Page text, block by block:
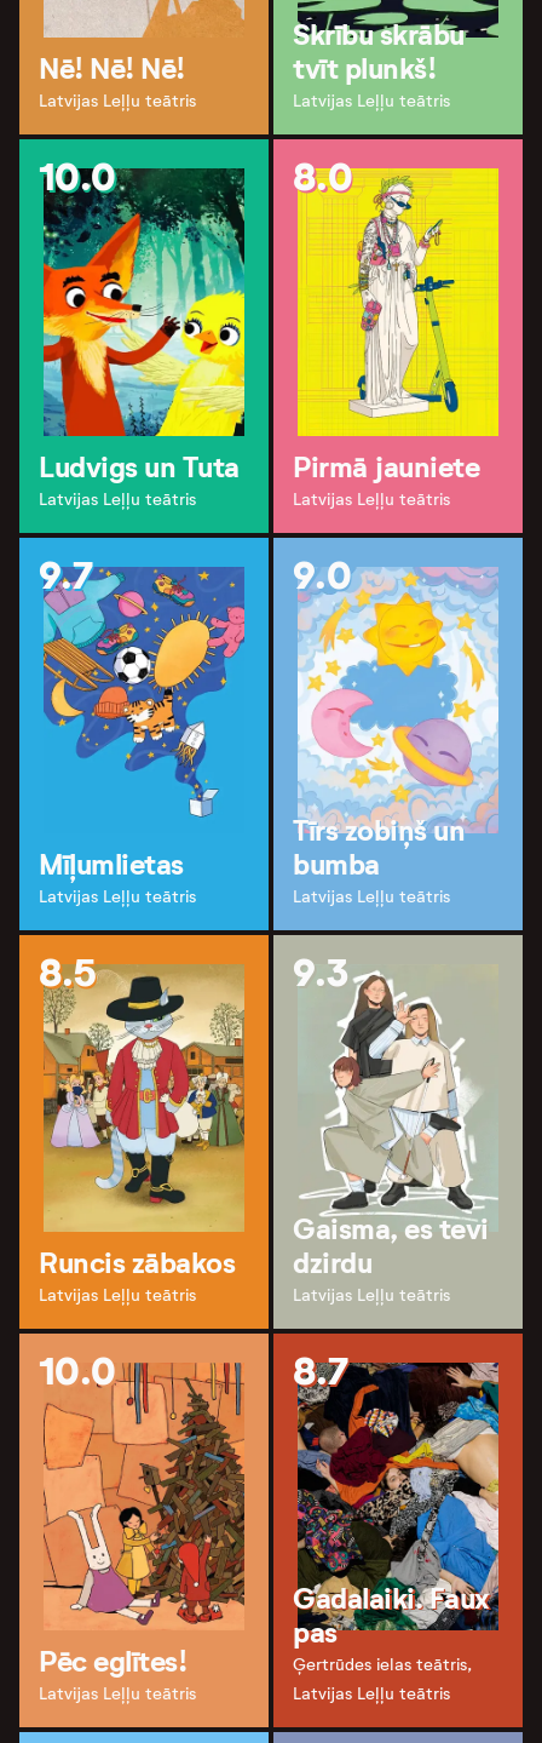
Nē! Nē! Nē!
Latvijas Leļļu teātris
Skrību skrābu
tvīt plunkš!
Latvijas Leļļu teātris
10.0
Ludvigs un Tuta
Latvijas Leļļu teātris
8.0
Pirmā jauniete
Latvijas Leļļu teātris
9.7
Mīļumlietas
Latvijas Leļļu teātris
9.0
Tīrs zobiņš un
bumba
Latvijas Leļļu teātris
8.5
Runcis zābakos
Latvijas Leļļu teātris
9.3
Gaisma, es tevi
dzirdu
Latvijas Leļļu teātris
10.0
Pēc eglītes!
Latvijas Leļļu teātris
8.7
Gadalaiki. Faux
pas
Ģertrūdes ielas teātris,
Latvijas Leļļu teātris